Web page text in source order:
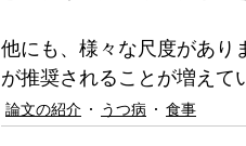
他にも、様々な尺度があり
が推奨されることが増えて
論文の紹介 うつ病 食事